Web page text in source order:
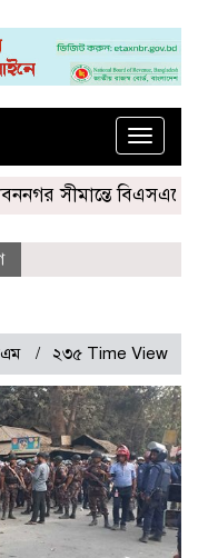
Toggle
সীমান্তে বিএসএফের ৩
২৩৫ Time View